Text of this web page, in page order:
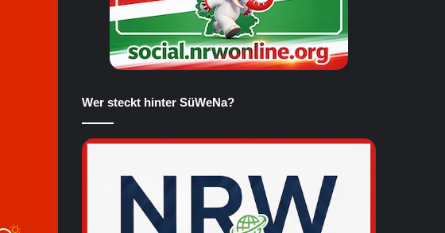
Wer steckt hinter SüWeNa?